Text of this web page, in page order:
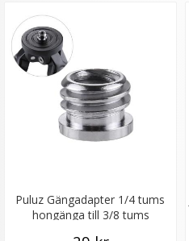
Puluz Gängadapter 1/4 tums
hongänga till 3/8 tums